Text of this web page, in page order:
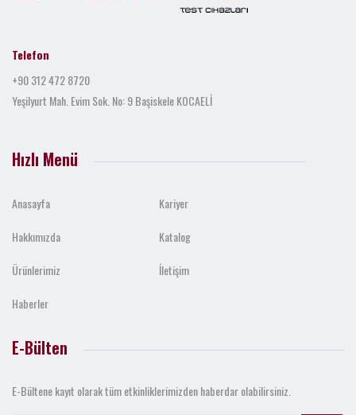
Telefon
+90 312 472 8720
Yeşilyurt Mah. Evim Sok. No: 9 Başiskele KOCAELİ
Hızlı Menü
Anasayfa
Hakkımızda
Ürünlerimiz
Haberler
Kariyer
Katalog
İletişim
E-Bülten
E-Bültene kayıt olarak tüm etkinliklerimizden haberdar olabilirsiniz.